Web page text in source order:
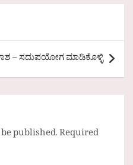
– ಸದುಪಯೋಗ ಮಾಡಿಕೊಳ್ಳಿ
published.Required